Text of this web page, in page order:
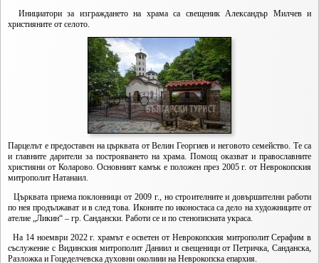
Инициатори за изграждането на храма са свещеник Александър Милчев и
християните от селото.
Парцелът е предоставен на църквата от Велин Георгиев и неговото семейство. Те са
и главните дарители за построяването на храма. Помощ оказват и православните
християни от Коларово. Основният камък е положен през 2005 г. от Неврокопския
митрополит Натанаил.
Църквата приема поклонници от 2009 г., но строителните и довършителни работи
по нея продължават и в след това. Иконите по иконостаса са дело на художниците от
ателие „Ликин“ – гр. Сандански. Работи се и по стенописната украса.
На 14 ноември 2022 г. храмът е осветен от Неврокопския митрополит Серафим в
съслужение с Видинския митрополит Даниил и свещеници от Петричка, Санданска,
Разложка и Гоцеделчевска духовни околиии на Неврокопска епархия.